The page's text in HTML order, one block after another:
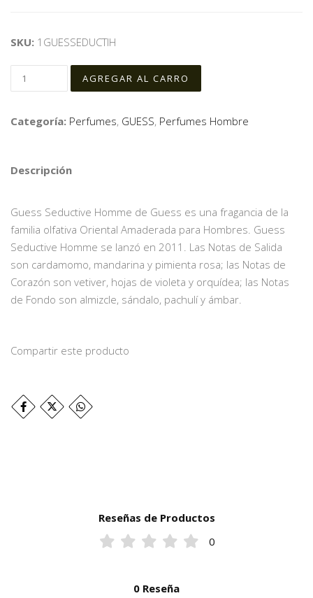
SKU: 1GUESSEDUCTIH
Categoría: Perfumes, GUESS, Perfumes Hombre
Descripción
Guess Seductive Homme de Guess es una fragancia de la
familia olfativa Oriental Amaderada para Hombres. Guess
Seductive Homme se lanzó en 2011. Las Notas de Salida
son cardamomo, mandarina y pimienta rosa; las Notas de
Corazón son vetiver, hojas de violeta y orquídea; las Notas
de Fondo son almizcle, sándalo, pachulí y ámbar.
Compartir este producto
Reseñas de Productos
0
0 Reseña